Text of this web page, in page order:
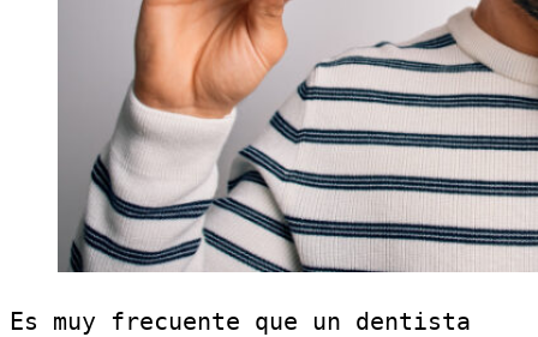
Es muy frecuente que un dentista